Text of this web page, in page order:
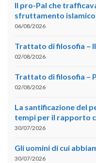
Il pro-Pal che
sfruttamento islamico
06/08/2026
Trattato di filosofia –
02/08/2026
Trattato di filosofia –
02/08/2026
La santificazione del
tempi per il rapporto
30/07/2026
Gli uomini di cui
30/07/2026